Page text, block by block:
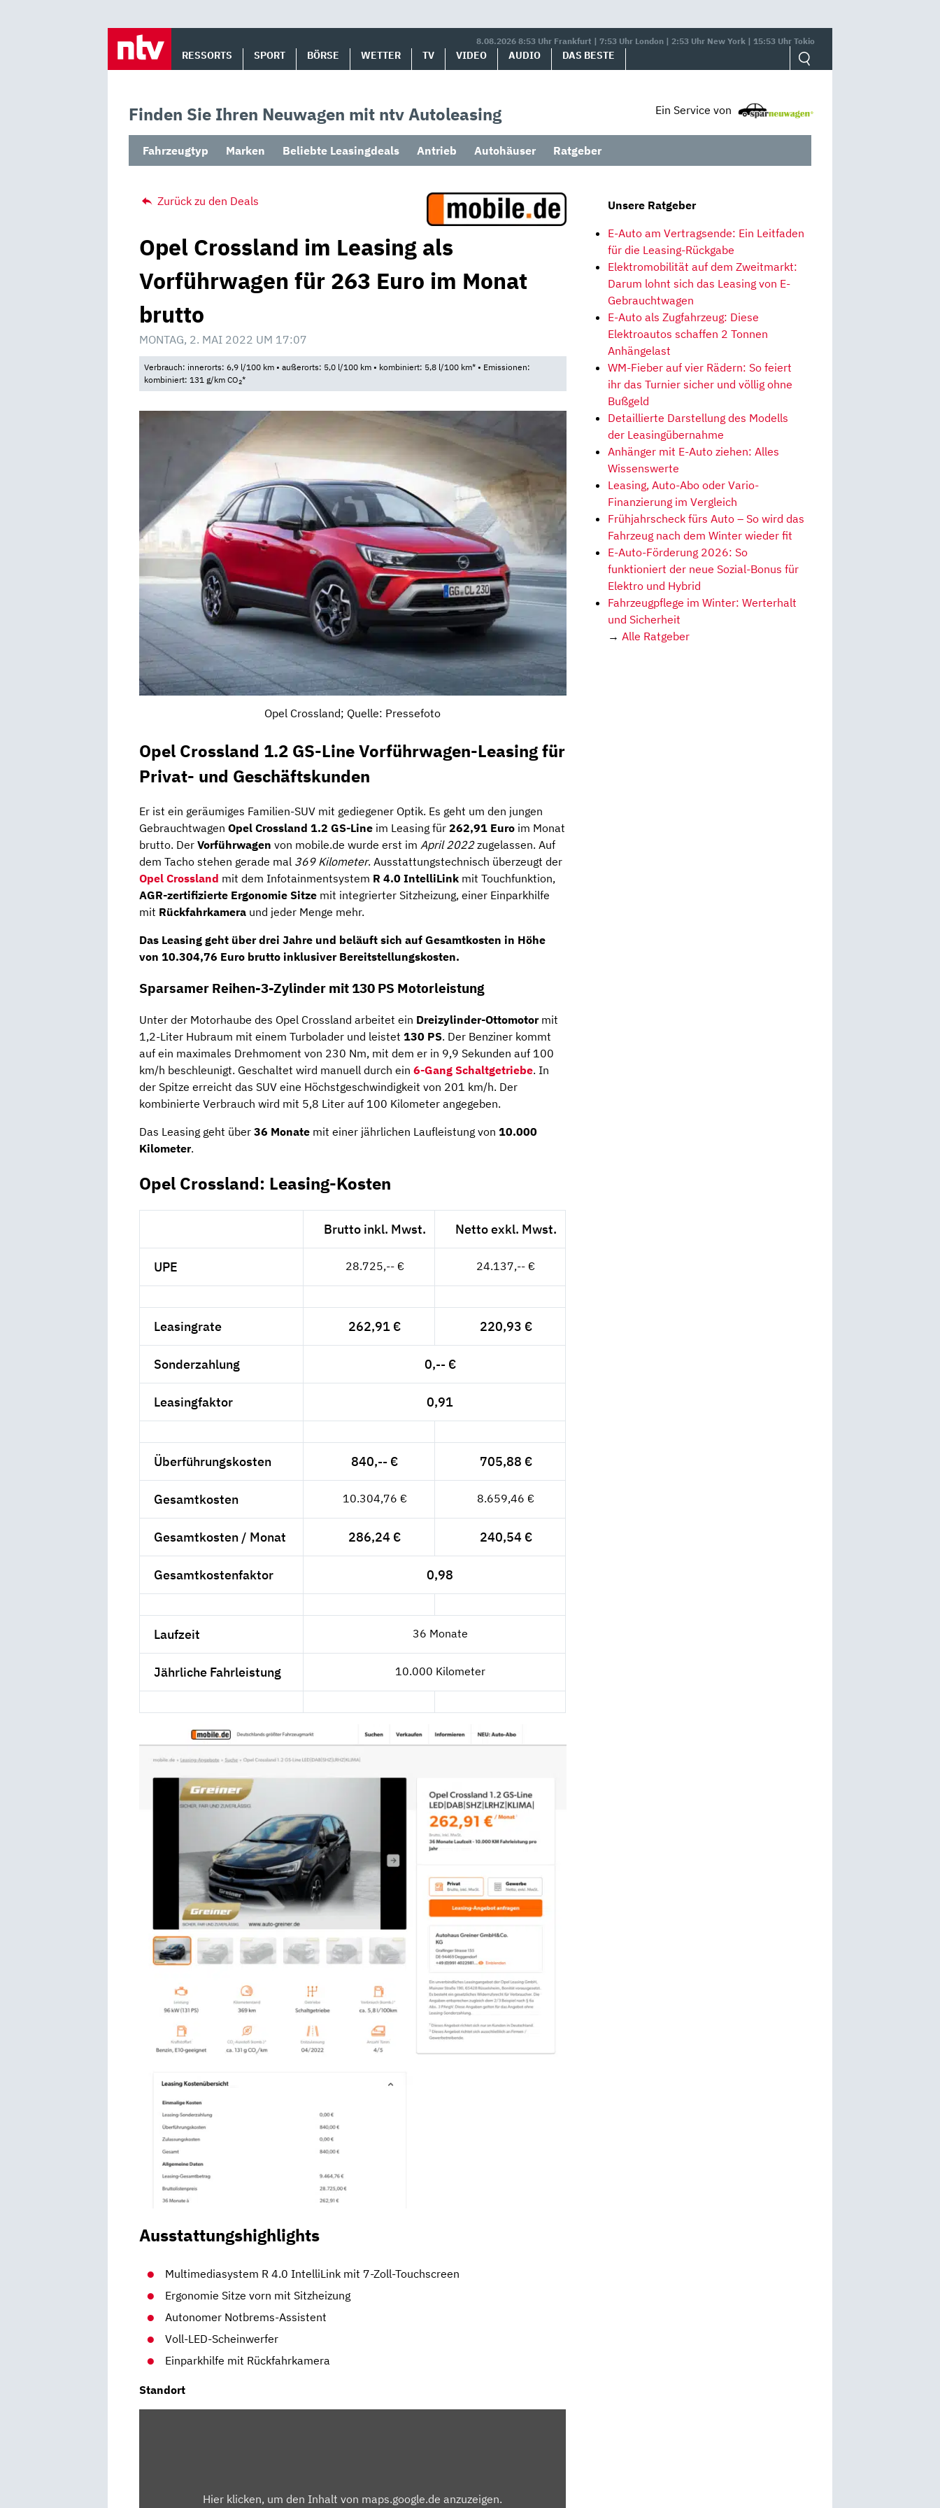
8.08.2026 8:53 Uhr Frankfurt | 7:53 Uhr London | 2:53 Uhr New York | 15:53 Uhr Tokio
RESSORTS SPORT BÖRSE WETTER TV VIDEO AUDIO DAS BESTE
Finden Sie Ihren Neuwagen mit ntv Autoleasing Ein Service von
Fahrzeugtyp Marken Beliebte Leasingdeals Antrieb Autohäuser Ratgeber
Zurück zu den Deals
Opel Crossland im Leasing als
Vorführwagen für 263 Euro im Monat
brutto
MONTAG, 2. MAI 2022 UM 17:07
Verbrauch: innerorts: 6,9 l/100 km • außerorts: 5,0 l/100 km • kombiniert: 5,8 l/100 km* • Emissionen:
kombiniert: 131 g/km CO2*
Opel Crossland; Quelle: Pressefoto
Opel Crossland 1.2 GS-Line Vorführwagen-Leasing für
Privat- und Geschäftskunden
Er ist ein geräumiges Familien-SUV mit gediegener Optik. Es geht um den jungen
Gebrauchtwagen Opel Crossland 1.2 GS-Line im Leasing für 262,91 Euro im Monat
brutto. Der Vorführwagen von mobile.de wurde erst im April 2022zugelassen. Auf
dem Tacho stehen gerade mal 369 Kilometer. Ausstattungstechnisch überzeugt der
Opel Crossland mit dem Infotainmentsystem R 4.0 IntelliLink mit Touchfunktion,
AGR-zertifizierte Ergonomie Sitze mit integrierter Sitzheizung, einer Einparkhilfe
mit Rückfahrkamera und jeder Menge mehr.
Das Leasing geht über drei Jahre und beläuft sich auf Gesamtkosten in Höhe
von 10.304,76 Euro brutto inklusiver Bereitstellungskosten.
Sparsamer Reihen-3-Zylinder mit 130 PS Motorleistung
Unter der Motorhaube des Opel Crossland arbeitet ein Dreizylinder-Ottomotormit
1,2-Liter Hubraum mit einem Turbolader und leistet 130 PS. Der Benziner kommt
auf ein maximales Drehmoment von 230 Nm, mit dem er in 9,9 Sekunden auf 100
km/h beschleunigt. Geschaltet wird manuell durch ein 6-Gang Schaltgetriebe. In
der Spitze erreicht das SUV eine Höchstgeschwindigkeit von 201 km/h. Der
kombinierte Verbrauch wird mit 5,8 Liter auf 100 Kilometer angegeben.
Das Leasing geht über 36 Monate mit einer jährlichen Laufleistung von 10.000
Kilometer.
Opel Crossland: Leasing-Kosten
Brutto inkl. Mwst. Netto exkl. Mwst.
UPE 28.725,-- € 24.137,-- €
Leasingrate 262,91 € 220,93 €
Sonderzahlung 0,-- €
Leasingfaktor 0,91
Überführungskosten 840,-- € 705,88 €
Gesamtkosten 10.304,76 € 8.659,46 €
Gesamtkosten / Monat 286,24 € 240,54 €
Gesamtkostenfaktor 0,98
Laufzeit 36 Monate
Jährliche Fahrleistung 10.000 Kilometer
Ausstattungshighlights
Multimediasystem R 4.0 IntelliLink mit 7-Zoll-Touchscreen
Ergonomie Sitze vorn mit Sitzheizung
Autonomer Notbrems-Assistent
Voll-LED-Scheinwerfer
Einparkhilfe mit Rückfahrkamera
Standort
Hier klicken, um den Inhalt von maps.google.de anzuzeigen.
Unsere Ratgeber
E-Auto am Vertragsende: Ein Leitfaden
für die Leasing-Rückgabe
Elektromobilität auf dem Zweitmarkt:
Darum lohnt sich das Leasing von E-
Gebrauchtwagen
E-Auto als Zugfahrzeug: Diese
Elektroautos schaffen 2 Tonnen
Anhängelast
WM-Fieber auf vier Rädern: So feiert
ihr das Turnier sicher und völlig ohne
Bußgeld
Detaillierte Darstellung des Modells
der Leasingübernahme
Anhänger mit E-Auto ziehen: Alles
Wissenswerte
Leasing, Auto-Abo oder Vario-
Finanzierung im Vergleich
Frühjahrscheck fürs Auto – So wird das
Fahrzeug nach dem Winter wieder fit
E-Auto-Förderung 2026: So
funktioniert der neue Sozial-Bonus für
Elektro und Hybrid
Fahrzeugpflege im Winter: Werterhalt
und Sicherheit
→ Alle Ratgeber